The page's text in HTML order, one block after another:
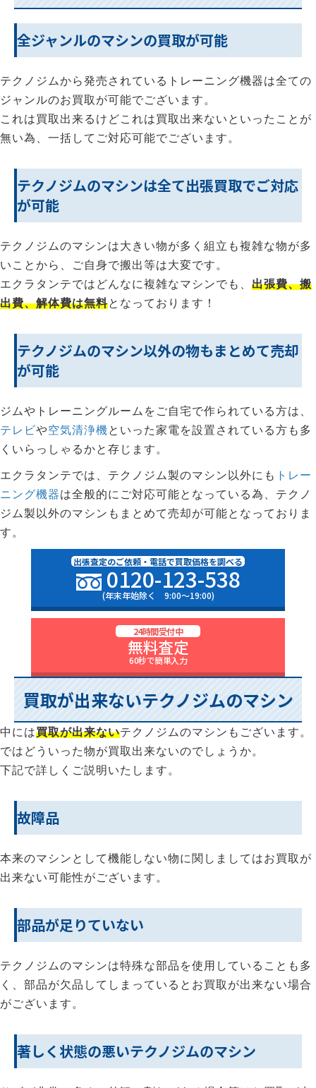
全ジャンルのマシンの買取が可能
テクノジムから発売されているトレーニング機器は全ての
ジャンルのお買取が可能でございます。
これは買取出来るけどこれは買取出来ないといったことが
無い為、一括してご対応可能でございます。
テクノジムのマシンは全て出張買取でご対応
が可能
テクノジムのマシンは大きい物が多く組立も複雑な物が多
いことから、ご自身で搬出等は大変です。
エクラタンテではどんなに複雑なマシンでも、 出張費、搬
出費、解体費は無料となっております！
テクノジムのマシン以外の物もまとめて売却
が可能
ジムやトレーニングルームをご自宅で作られている方は、
テレビや空気清浄機といった家電を設置されている方も多
くいらっしゃるかと存じます。
エクラタンテでは、テクノジム製のマシン以外にも トレー
ニング機器は全般的にご対応可能となっている為、テクノ
ジム製以外のマシンもまとめて売却が可能となっておりま
す。
出張査定のご依頼・電話で買取価格を調べる
0120-123-538
(年末年始除く 9:00〜19:00)
24時間受付中
無料査定
60秒で簡単入力
買取が出来ないテクノジムのマシン
中には買取が出来ないテクノジムのマシンもございます。
ではどういった物が買取出来ないのでしょうか。
下記で詳しくご説明いたします。
故障品
本来のマシンとして機能しない物に関しましてはお買取が
出来ない可能性がございます。
部品が足りていない
テクノジムのマシンは特殊な部品を使用していることも多
く、部品が欠品してしまっているとお買取が出来ない場合
がございます。
著しく状態の悪いテクノジムのマシン